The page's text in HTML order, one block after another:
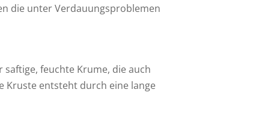
die unter Verdauungsproblemen
saftige, feuchte Krume, die auch
Kruste entsteht durch eine lange